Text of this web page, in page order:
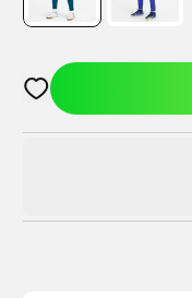
Öppnar en Modal för